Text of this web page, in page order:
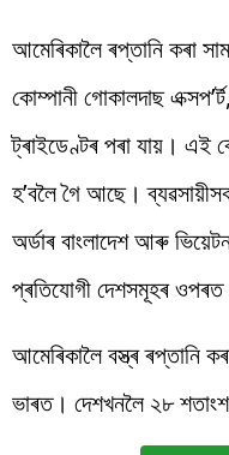
আমেৰিকালৈ ৰপ্তানি কৰা
কোম্পানী গোকালদাছ
ট্ৰাইডেণ্টৰ পৰা যায়। এই
হ’বলৈ গৈ আছে।
অৰ্ডাৰ বাংলাদেশ আৰু
প্ৰতিযোগী দেশসমূহৰ
আমেৰিকালৈ বস্ত্ৰ ৰপ্তানি
ভাৰত। দেশখনলৈ ২৮ শতাংশ